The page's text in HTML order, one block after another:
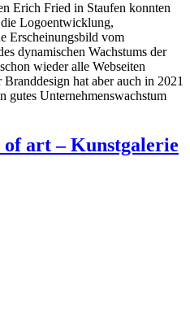
Erich Fried in Staufen konnten
Logoentwicklung,
Erscheinungsbild vom
dynamischen Wachstums der
wieder alle Webseiten
hat aber auch in 2021
gutes Unternehmenswachstum
art – Kunstgalerie